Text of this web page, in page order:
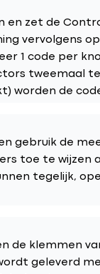
en zet de
vervolgens
1 code per
tweemaal
worden de
gebruik de
toe te wijzen
tegelijk,
de klemmen
geleverd